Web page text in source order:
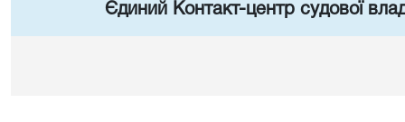
Єдиний Контакт-центр судової